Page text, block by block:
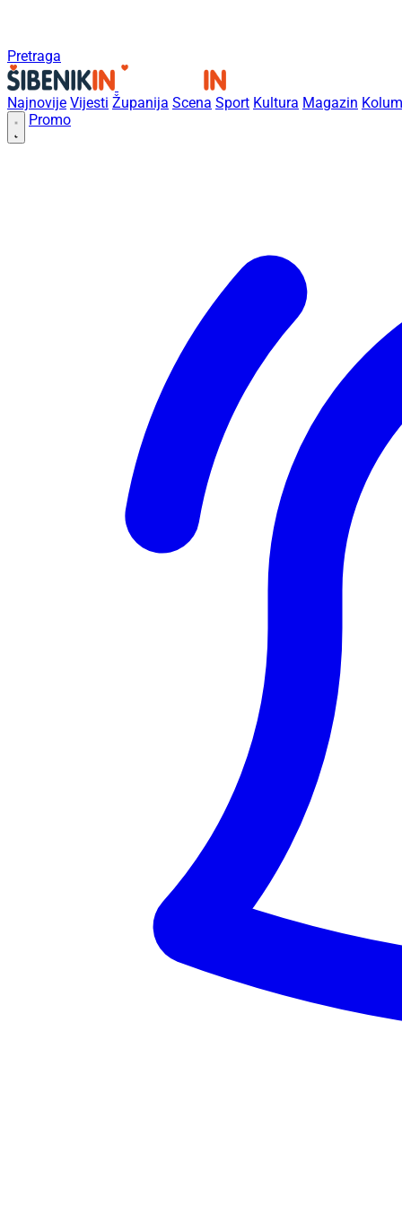
Pretraga
Najnovije Vijesti Županija Scena Sport Kultura Magazin
Promo